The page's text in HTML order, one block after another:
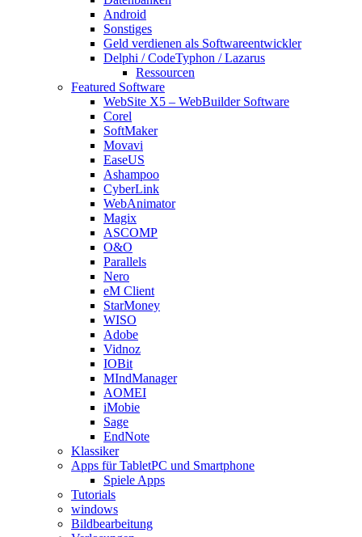
Android
Sonstiges
Geld verdienen als Softwareentwickler
Delphi / CodeTyphon / Lazarus
Ressourcen
Featured Software
WebSite X5 – WebBuilder Software
Corel
SoftMaker
Movavi
EaseUS
Ashampoo
CyberLink
WebAnimator
Magix
ASCOMP
O&O
Parallels
Nero
eM Client
StarMoney
WISO
Adobe
Vidnoz
IOBit
MIndManager
AOMEI
iMobie
Sage
EndNote
Klassiker
Apps für TabletPC und Smartphone
Spiele Apps
Tutorials
windows
Bildbearbeitung